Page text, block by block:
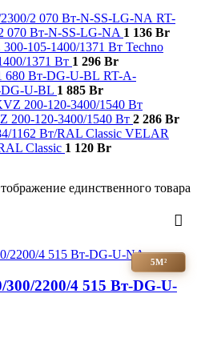
RT-
070 Вт-N-SS-LG-NA 1 136 Br
Techno
1371 Вт 1 296 Br
RT-A-
DG-U-BL 1 885 Br
120-3400/1540 Вт 2 286 Br
VELAR
Classic 1 120 Br
единственного товара
5М²
2200/4 515 Вт-DG-U-